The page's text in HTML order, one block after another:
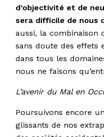
d’objectivité et de
sera difficile de nous
aussi, la combinaison
sans doute des effets
dans tous les
nous ne faisons
L’avenir du Mal en
Poursuivons encore
glissants de nos